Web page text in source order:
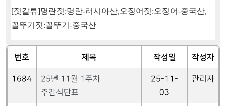
[젓갈류]명란젓:명란-러시아산,오징어젓:오징어-중국산,
꼴뚜기젓:꼴뚜기 -중국산
번호 제목 작성일 작성자
1684
25년 11월 1주차
주간식단표
25-11-
03
관리자